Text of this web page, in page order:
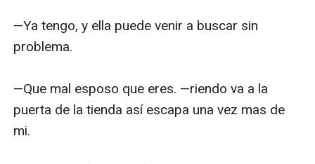
—Ya tengo, y ella puede venir a buscar sin
problema.
—Que mal esposo que eres. —riendo va a la
puerta de la tienda así escapa una vez mas de
mi.